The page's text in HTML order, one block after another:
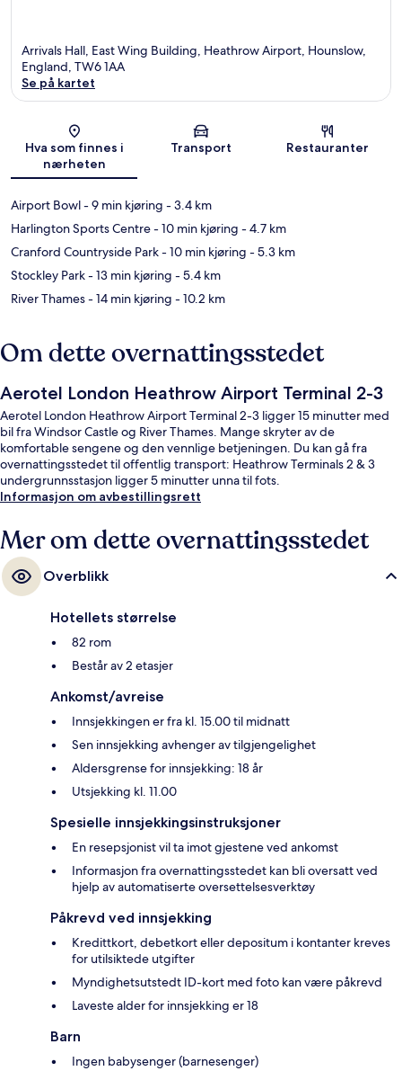
Arrivals Hall, East Wing Building, Heathrow Airport, Hounslow,
England, TW6 1AA
Se på kartet
Hva som finnes i
nærheten
Transport Restauranter
Airport Bowl- 9 min kjøring - 3.4 km
Harlington Sports Centre- 10 min kjøring - 4.7 km
Cranford Countryside Park- 10 min kjøring - 5.3 km
Stockley Park- 13 min kjøring - 5.4 km
River Thames- 14 min kjøring - 10.2 km
Om dette overnattingsstedet
Aerotel London Heathrow Airport Terminal 2-3
Aerotel London Heathrow Airport Terminal 2-3 ligger 15 minutter med
bil fra Windsor Castle og River Thames. Mange skryter av de
komfortable sengene og den vennlige betjeningen. Du kan gå fra
overnattingsstedet til offentlig transport: Heathrow Terminals 2 & 3
undergrunnsstasjon ligger 5 minutter unna til fots.
Informasjon om avbestillingsrett
Mer om dette overnattingsstedet
Overblikk
Hotellets størrelse
82 rom
Består av 2 etasjer
Ankomst/avreise
Innsjekkingen er fra kl. 15.00 til midnatt
Sen innsjekking avhenger av tilgjengelighet
Aldersgrense for innsjekking: 18 år
Utsjekking kl. 11.00
Spesielle innsjekkingsinstruksjoner
En resepsjonist vil ta imot gjestene ved ankomst
Informasjon fra overnattingsstedet kan bli oversatt ved
hjelp av automatiserte oversettelsesverktøy
Påkrevd ved innsjekking
Kredittkort, debetkort eller depositum i kontanter kreves
for utilsiktede utgifter
Myndighetsutstedt ID-kort med foto kan være påkrevd
Laveste alder for innsjekking er 18
Barn
Ingen babysenger (barnesenger)